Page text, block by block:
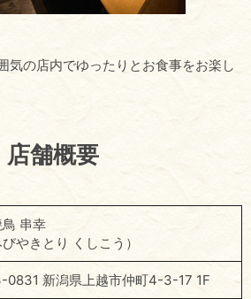
気の店内でゆったりとお食事をお楽し
店舗概要
串幸
びやきとり くしこう）
0831 新潟県上越市仲町4-3-17 1F